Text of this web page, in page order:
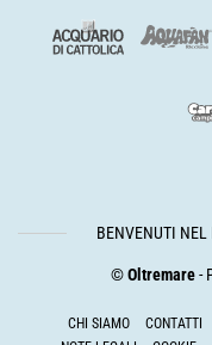
BENVENUTI NEL
©Oltremare-
CHI SIAMO CONTATTI